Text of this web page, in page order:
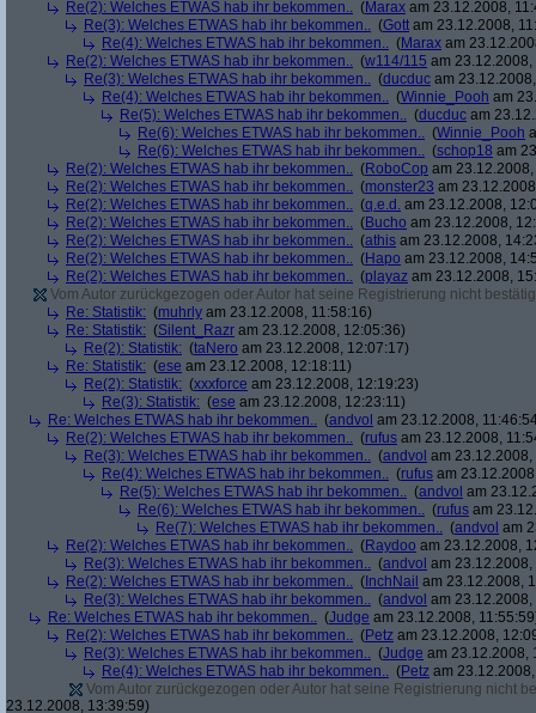
Re(2): Welches ETWAS hab ihr bekommen.. (Marax am 23.12.2008,
Re(3): Welches ETWAS hab ihr bekommen.. (Gott am 23.12.2008,
Re(4): Welches ETWAS hab ihr bekommen.. (Marax am
Re(2): Welches ETWAS hab ihr bekommen.. (w114/115 am 23.12.2008,
Re(3): Welches ETWAS hab ihr bekommen.. (ducduc am
Re(4): Welches ETWAS hab ihr bekommen.. (Winnie_Pooh am
Re(5): Welches ETWAS hab ihr bekommen.. (ducduc am
Re(6): Welches ETWAS hab ihr bekommen.. (Winnie_Pooh
Re(6): Welches ETWAS hab ihr bekommen.. (schop18 am
Re(2): Welches ETWAS hab ihr bekommen.. (RoboCop am
Re(2): Welches ETWAS hab ihr bekommen.. (monster23 am
Re(2): Welches ETWAS hab ihr bekommen.. (q.e.d. am 23.12.2008,
Re(2): Welches ETWAS hab ihr bekommen.. (Bucho am 23.12.2008,
Re(2): Welches ETWAS hab ihr bekommen.. (athis am 23.12.2008,
Re(2): Welches ETWAS hab ihr bekommen.. (Hapo am 23.12.2008,
Re(2): Welches ETWAS hab ihr bekommen.. (playaz am 23.12.2008,
Vom Autor zurückgezogen oder Autor hat seine Registrierung nicht
Re: Statistik: (muhrly am 23.12.2008, 11:58:16)
Re: Statistik: (Silent_Razr am 23.12.2008, 12:05:36)
Re(2): Statistik: (taNero am 23.12.2008, 12:07:17)
Re: Statistik: (ese am 23.12.2008, 12:18:11)
Re(2): Statistik: (xxxforce am 23.12.2008, 12:19:23)
Re(3): Statistik: (ese am 23.12.2008, 12:23:11)
Re: Welches ETWAS hab ihr bekommen.. (andvol am 23.12.2008,
Re(2): Welches ETWAS hab ihr bekommen.. (rufus am 23.12.2008,
Re(3): Welches ETWAS hab ihr bekommen.. (andvol am
Re(4): Welches ETWAS hab ihr bekommen.. (rufus am
Re(5): Welches ETWAS hab ihr bekommen.. (andvol am
Re(6): Welches ETWAS hab ihr bekommen.. (rufus am
Re(7): Welches ETWAS hab ihr bekommen.. (andvol am
Re(2): Welches ETWAS hab ihr bekommen.. (Raydoo am 23.12.2008,
Re(3): Welches ETWAS hab ihr bekommen.. (andvol am
Re(2): Welches ETWAS hab ihr bekommen.. ( InchNail am 23.12.2008,
Re(3): Welches ETWAS hab ihr bekommen.. (andvol am
Re: Welches ETWAS hab ihr bekommen.. (Judge am 23.12.2008,
Re(2): Welches ETWAS hab ihr bekommen.. (Petz am 23.12.2008,
Re(3): Welches ETWAS hab ihr bekommen.. (Judge am 23.12.2008,
Re(4): Welches ETWAS hab ihr bekommen.. (Petz am
Vom Autor zurückgezogen oder Autor hat seine Registrierung nicht
23.12.2008, 13:39:59)